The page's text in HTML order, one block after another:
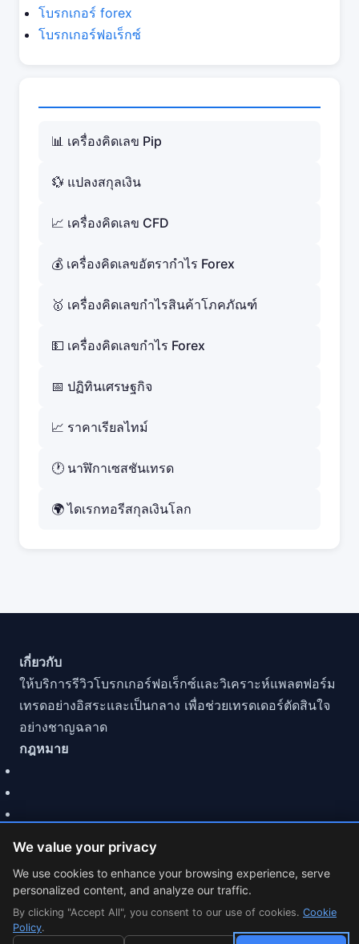
โบรกเกอร์ forex
โบรกเกอร์ฟอเร็กซ์
📊 เครื่องคิดเลข Pip
💱 แปลงสกุลเงิน
📈 เครื่องคิดเลข CFD
💰 เครื่องคิดเลขอัตรากำไร Forex
🥇 เครื่องคิดเลขกำไรสินค้าโภคภัณฑ์
💵 เครื่องคิดเลขกำไร Forex
📅 ปฏิทินเศรษฐกิจ
📈 ราคาเรียลไทม์
🕐 นาฬิกาเซสชันเทรด
🌍 ไดเรกทอรีสกุลเงินโลก
We value your privacy
We use cookies to enhance your browsing experience, serve
personalized content, and analyze our traffic.
By clicking "Accept All", you consent to our use of cookies. Cookie
Policy.
เกี่ยวกับ
ให้บริการรีวิวโบรกเกอร์ฟอเร็กซ์และวิเคราะห์แพลตฟอร์ม
เทรดอย่างอิสระและเป็นกลาง เพื่อช่วยเทรดเดอร์ตัดสินใจ
อย่างชาญฉลาด
กฎหมาย
© 2026 MarketCFD | รีวิวโบรกเกอร์ Forex. Trading involves
risk.
Cookie Settings